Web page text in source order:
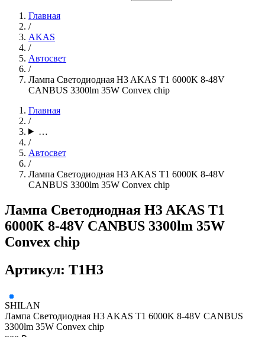
Главная
/
AKAS
/
Автосвет
/
Лампа Светодиодная H3 AKAS T1 6000K 8-48V
CANBUS 3300lm 35W Convex chip
Главная
/
…
/
Автосвет
/
Лампа Светодиодная H3 AKAS T1 6000K 8-48V
CANBUS 3300lm 35W Convex chip
Лампа Светодиодная H3 AKAS T1
6000K 8-48V CANBUS 3300lm 35W
Convex chip
Артикул: T1H3
SHILAN
Лампа Светодиодная H3 AKAS T1 6000K 8-48V CANBUS
3300lm 35W Convex chip